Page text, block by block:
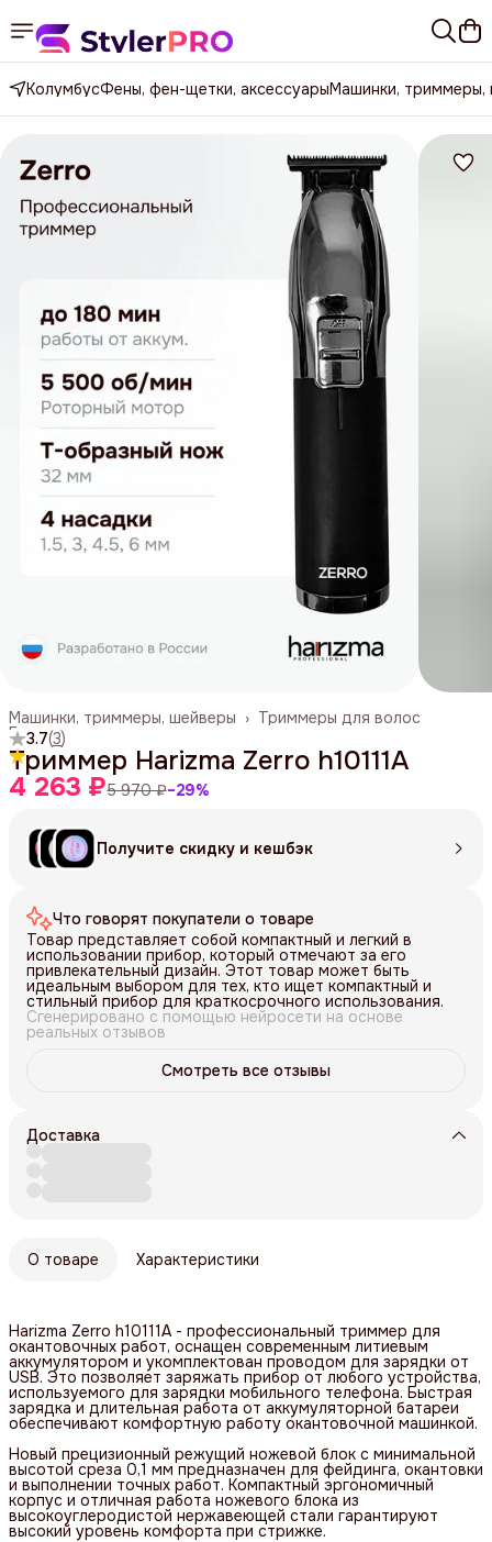
КолумбусФены, фен-щетки, аксессуарыМашинки, триммеры,
Триммеры для волос
Машинки, триммеры, шейверы ›
Главная
3.7(3)
Триммер Harizma Zerro h10111A
4 263 ₽5 970 ₽−29%
Получите скидку и кешбэк
Что говорят покупатели о товаре
Товар представляет собой компактный и легкий в
использовании прибор, который отмечают за его
привлекательный дизайн. Этот товар может быть
идеальным выбором для тех, кто ищет компактный и
стильный прибор для краткосрочного использования.
Сгенерировано с помощью нейросети на основе
реальных отзывов
Смотреть все отзывы
Доставка
О товаре Характеристики
Harizma Zerro h10111A - профессиональный триммер для
окантовочных работ, оснащен современным литиевым
аккумулятором и укомплектован проводом для зарядки от
USB. Это позволяет заряжать прибор от любого устройства,
используемого для зарядки мобильного телефона. Быстрая
зарядка и длительная работа от аккумуляторной батареи
обеспечивают комфортную работу окантовочной машинкой.
Новый прецизионный режущий ножевой блок с минимальной
высотой среза 0,1 мм предназначен для фейдинга, окантовки
и выполнении точных работ. Компактный эргономичный
корпус и отличная работа ножевого блока из
высокоуглеродистой нержавеющей стали гарантируют
высокий уровень комфорта при стрижке.